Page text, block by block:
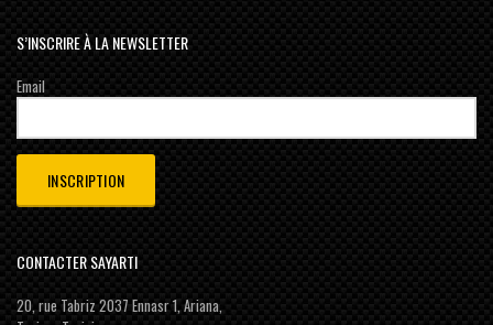
S’INSCRIRE À LA NEWSLETTER
Email
CONTACTER SAYARTI
20, rue Tabriz 2037 Ennasr 1, Ariana,